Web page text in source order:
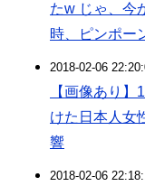
たw じゃ、今
時、ピンポー
2018-02-06
【画像あり
けた日本人女
響
2018-02-06